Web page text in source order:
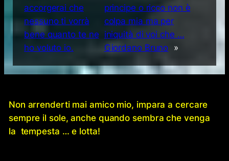
accorgerai che
nessuno ti vorrà
bene quanto te ne
ho voluto io.
principe o ricco non è
colpa mia ma per
iniquità di voi che …
Giordano Bruno »
Non arrenderti mai amico mio, impara a cercare
sempre il sole, anche quando sembra che venga
la tempesta … e lotta!